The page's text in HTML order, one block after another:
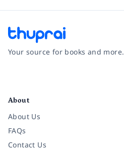
Your source for books and more.
About
About Us
FAQs
Contact Us